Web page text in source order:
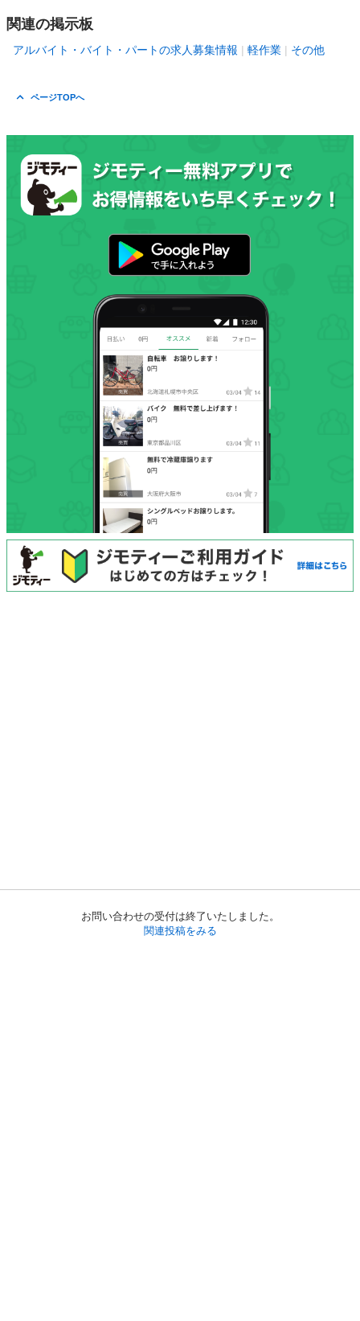
お問い合わせの受付は終了いたしました。
関連投稿をみる
関連の掲示板
アルバイト・バイト・パートの求人募集情報 軽作業 その他
ページTOPへ